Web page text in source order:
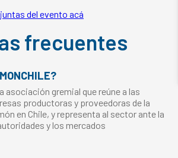
del evento acá
frecuentes
asociación gremial que reúne a las
productoras y proveedoras de la
en Chile, y representa al sector ante la
y los mercados